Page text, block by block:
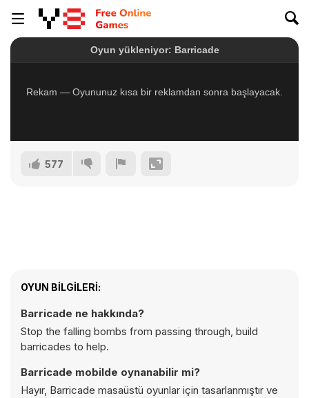
577
OYUN BILGILERI:
Barricade ne hakkında?
Stop the falling bombs from passing through, build
barricades to help.
Barricade mobilde oynanabilir mi?
Hayır, Barricade masaüstü oyunlar için tasarlanmıştır ve